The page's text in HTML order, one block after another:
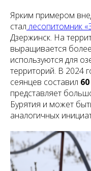
Ярким примером
стал лесопитомник
Дзержинск. На
выращивается
используются для
территорий. В 2024
сеянцев составил
представляет
Бурятия и может
аналогичных